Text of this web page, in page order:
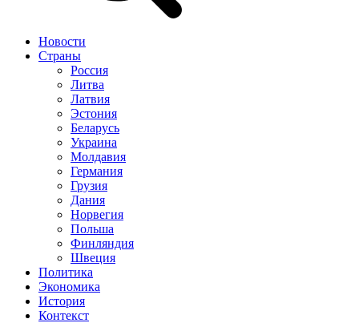
Новости
Страны
Россия
Литва
Латвия
Эстония
Беларусь
Украина
Молдавия
Германия
Грузия
Дания
Норвегия
Польша
Финляндия
Швеция
Политика
Экономика
История
Контекст